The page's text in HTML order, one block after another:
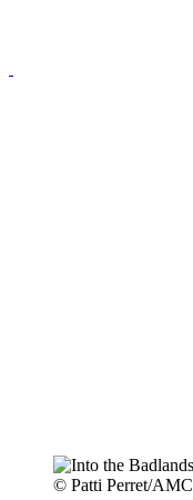
© Patti Perret/AMC